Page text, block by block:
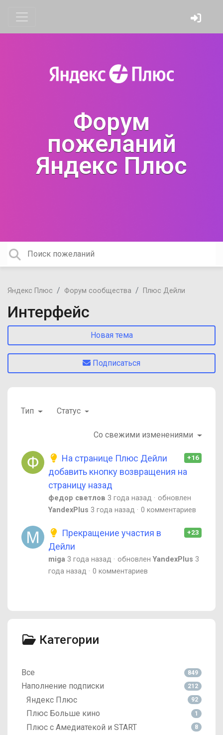
Форум
пожеланий
Яндекс Плюс
Яндекс Плюс Форум сообщества Плюс Дейли
Интерфейс
Новая тема
Подписаться
Тип Статус
Со свежими изменениями
+16
На странице Плюс Дейли
добавить кнопку возвращения на
страницу назад
федор светлов 3 года назад
обновлен
YandexPlus 3 года назад 0 комментариев
+23
Прекращение участия в
Дейли
miga 3 года назад обновлен YandexPlus 3
года назад
0 комментариев
Категории
Все 849
Наполнение подписки 212
Яндекс Плюс 92
Плюс Больше кино 1
Плюс с Амедиатекой и START 8